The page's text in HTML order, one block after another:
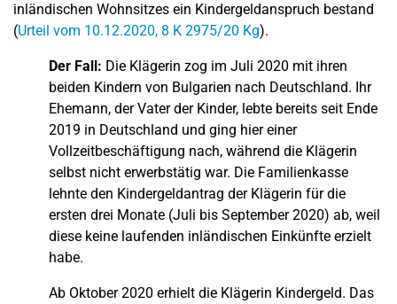
inländischen Wohnsitzes ein Kindergeldanspruch bestand
(Urteil vom 10.12.2020, 8 K 2975/20 Kg).
Der Fall: Die Klägerin zog im Juli 2020 mit ihren
beiden Kindern von Bulgarien nach Deutschland. Ihr
Ehemann, der Vater der Kinder, lebte bereits seit Ende
2019 in Deutschland und ging hier einer
Vollzeitbeschäftigung nach, während die Klägerin
selbst nicht erwerbstätig war. Die Familienkasse
lehnte den Kindergeldantrag der Klägerin für die
ersten drei Monate (Juli bis September 2020) ab, weil
diese keine laufenden inländischen Einkünfte erzielt
habe.
Ab Oktober 2020 erhielt die Klägerin Kindergeld. Das